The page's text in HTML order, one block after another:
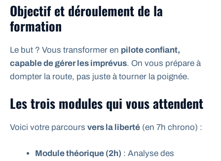
Objectif et déroulement de la
formation
Le but ? Vous transformer en pilote confiant,
capable de gérer les imprévus. On vous prépare à
dompter la route, pas juste à tourner la poignée.
Les trois modules qui vous attendent
Voici votre parcours vers la liberté (en 7h chrono) :
Module théorique (2h) : Analyse des